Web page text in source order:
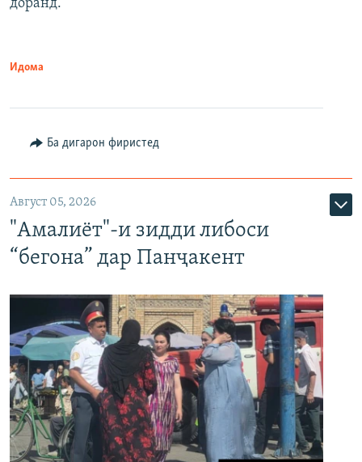
доранд.
Идома
Ба дигарон фиристед
Август 05, 2026
"Амалиёт"-и зидди либоси
“бегона” дар Панҷакент